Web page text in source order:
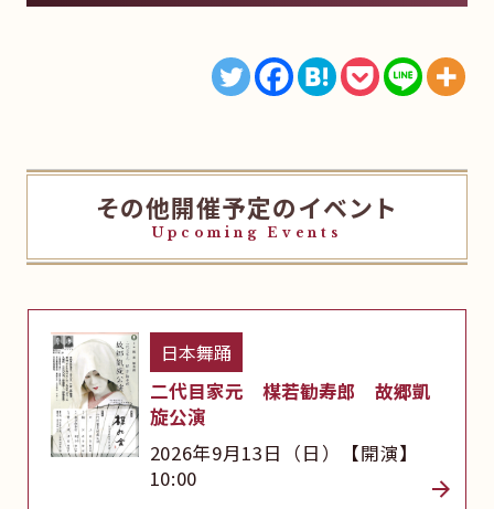
その他開催予定のイベント
Upcoming Events
日本舞踊
二代目家元 楳若勧寿郎 故郷凱
旋公演
2026年9月13日（日）【開演】
10:00